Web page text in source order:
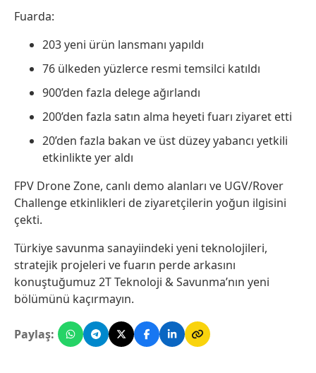
Fuarda:
203 yeni ürün lansmanı yapıldı
76 ülkeden yüzlerce resmi temsilci katıldı
900’den fazla delege ağırlandı
200’den fazla satın alma heyeti fuarı ziyaret etti
20’den fazla bakan ve üst düzey yabancı yetkili
etkinlikte yer aldı
FPV Drone Zone, canlı demo alanları ve UGV/Rover
Challenge etkinlikleri de ziyaretçilerin yoğun ilgisini
çekti.
Türkiye savunma sanayiindeki yeni teknolojileri,
stratejik projeleri ve fuarın perde arkasını
konuştuğumuz 2T Teknoloji & Savunma’nın yeni
bölümünü kaçırmayın.
Paylaş: